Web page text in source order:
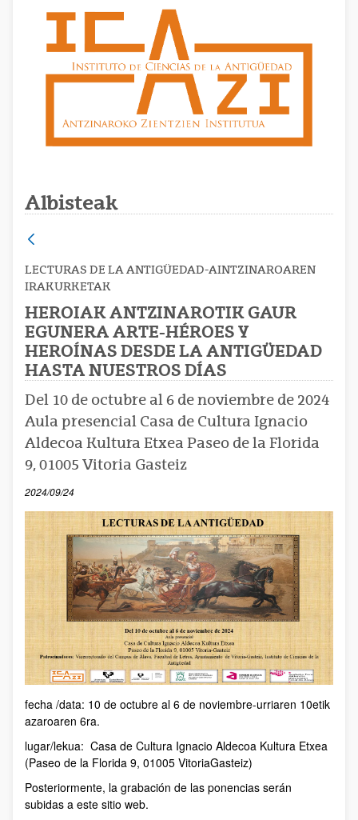
Albisteak
LECTURAS DE LA ANTIGÜEDAD-AINTZINAROAREN
IRAKURKETAK
HEROIAK ANTZINAROTIK GAUR
EGUNERA ARTE-HÉROES Y
HEROÍNAS DESDE LA ANTIGÜEDAD
HASTA NUESTROS DÍAS
Del 10 de octubre al 6 de noviembre de 2024
Aula presencial Casa de Cultura Ignacio
Aldecoa Kultura Etxea Paseo de la Florida
9, 01005 Vitoria Gasteiz
2024/09/24
fecha /data: 10 de octubre al 6 de noviembre-urriaren 10etik
azaroaren 6ra.
lugar/lekua: Casa de Cultura Ignacio Aldecoa Kultura Etxea
(Paseo de la Florida 9, 01005 VitoriaGasteiz)
Posteriormente, la grabación de las ponencias serán
subidas a este sitio web.